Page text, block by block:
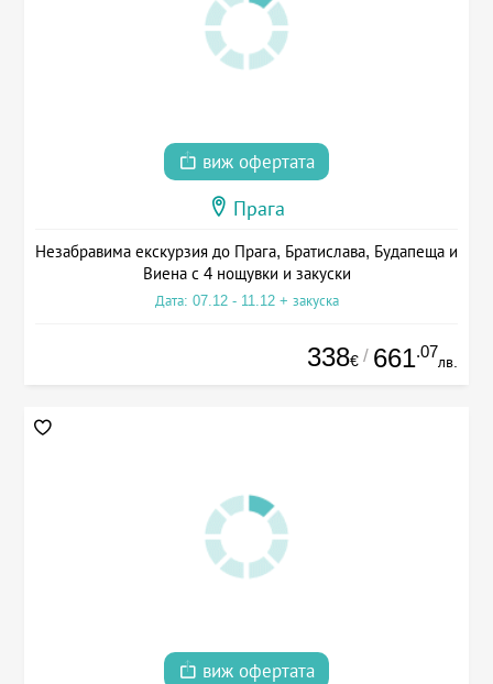
виж офертата
Прага
Незабравима екскурзия до Прага, Братислава, Будапеща и
Виена с 4 нощувки и закуски
Дата: 07.12 - 11.12 + закуска
338€ / 661.07
лв.
виж офертата